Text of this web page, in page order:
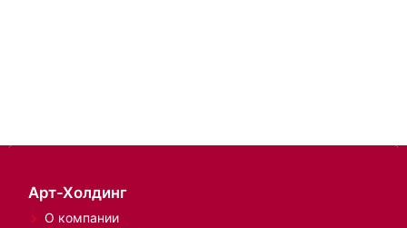
Арт-Холдинг
О компании